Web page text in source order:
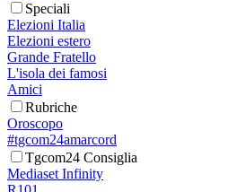
Speciali
Elezioni Italia
Elezioni estero
Grande Fratello
L'isola dei famosi
Amici
Rubriche
Oroscopo
#tgcom24amarcord
Tgcom24 Consiglia
Mediaset Infinity